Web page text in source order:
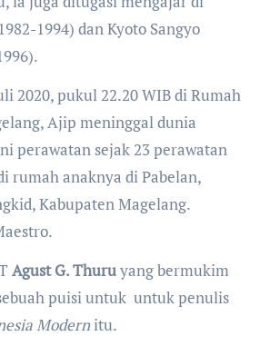
1994) dan Kyoto Sangyo
2020, pukul 22.20 WIB di Rumah
Ajip meninggal dunia
perawatan sejak 23 perawatan
rumah anaknya di Pabelan,
Kabupaten Magelang.
Agust G. Thuruyang bermukim
puisi untuk untuk penulis
Modernitu.